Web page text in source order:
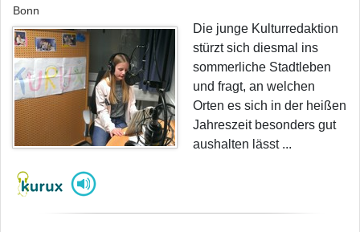
Bonn
Die junge Kulturredaktion
stürzt sich diesmal ins
sommerliche Stadtleben
und fragt, an welchen
Orten es sich in der heißen
Jahreszeit besonders gut
aushalten lässt ...